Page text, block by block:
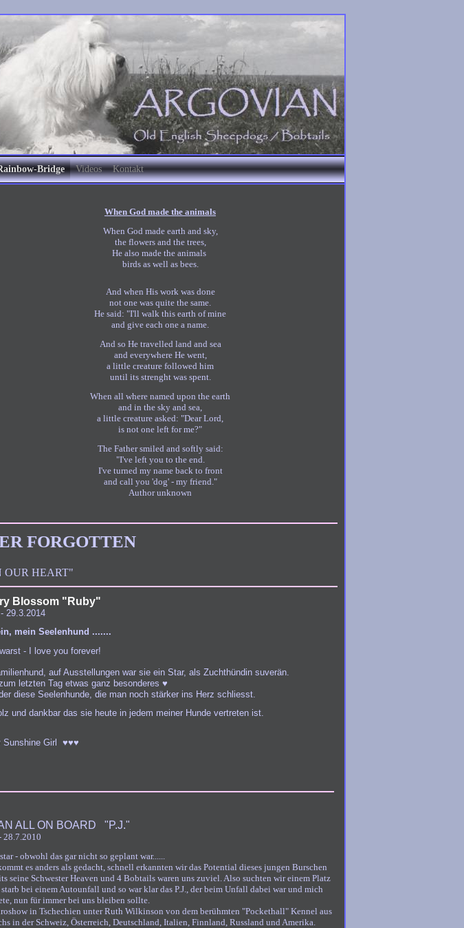
Bridge Videos Kontakt
When God made the animals
When God made earth and sky,
the flowers and the trees,
He also made the animals
birds as well as bees.
And when His work was done
not one was quite the same.
He said: "I'll walk this earth of mine
and give each one a name.
And so He travelled land and sea
and everywhere He went,
a little creature followed him
until its strenght was spent.
When all where named upon the earth
and in the sky and sea,
a little creature asked: "Dear Lord,
is not one left for me?"
The Father smiled and softly said:
"I've left you to the end.
I've turned my name back to front
and call you 'dog' - my friend."
Author unknown
FORGOTTEN
OUR HEART"
Blossom "Ruby"
29.3.2014
mein Seelenhund .......
- I love you forever!
auf Ausstellungen war sie ein Star, als Zuchthündin suverän.
letzten Tag etwas ganz besonderes ♥
diese Seelenhunde, die man noch stärker ins Herz schliesst.
und dankbar das sie heute in jedem meiner Hunde vertreten ist.
Girl ♥♥♥
ALL ON BOARD "P.J."
28.7.2010
- obwohl das gar nicht so geplant war......
es anders als gedacht, schnell erkannten wir das Potential dieses jungen Burschen
seine Schwester Heaven und 4 Bobtails waren uns zuviel. Also suchten wir einem Platz
bei einem Autounfall und so war klar das P.J., der beim Unfall dabei war und mich
nun für immer bei uns bleiben sollte.
in Tschechien unter Ruth Wilkinson von dem berühmten "Pockethall" Kennel aus
in der Schweiz, Österreich, Deutschland, Italien, Finnland, Russland und Amerika.